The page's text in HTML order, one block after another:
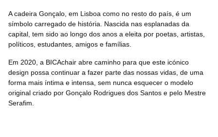
A cadeira Gonçalo, em Lisboa como no resto do país, é um
símbolo carregado de história. Nascida nas esplanadas da
capital, tem sido ao longo dos anos a eleita por poetas, artistas,
políticos, estudantes, amigos e famílias.
Em 2020, a BICAchair abre caminho para que este icónico
design possa continuar a fazer parte das nossas vidas, de uma
forma mais íntima e intensa, sem nunca esquecer o modelo
original criado por Gonçalo Rodrigues dos Santos e pelo Mestre
Serafim.